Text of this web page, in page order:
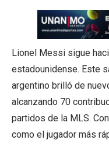
Lionel Messi sigue
estadounidense. Este
argentino brilló de
alcanzando 70
partidos de la MLS.
como el jugador más